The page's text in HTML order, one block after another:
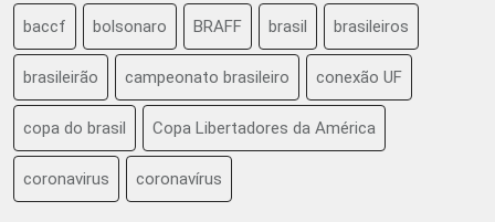
baccf bolsonaro BRAFF brasil brasileiros
brasileirão campeonato brasileiro conexão UF
copa do brasil Copa Libertadores da América
coronavirus coronavírus